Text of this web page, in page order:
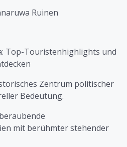
Top-Touristenhighlights und
Zentrum politischer
Bedeutung.
mit berühmter stehender